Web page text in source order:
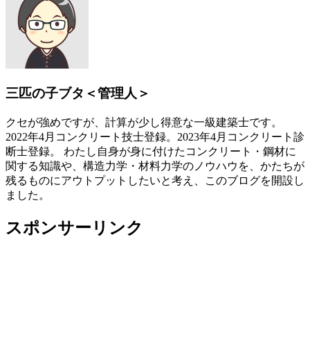
三匹の子ブタ＜管理人＞
クセが強めですが、計算が少し得意な一級建築士です。
2022年4月コンクリート技士登録。2023年4月コンクリート診
断士登録。 わたし自身が身に付けたコンクリート・鋼材に
関する知識や、構造力学・材料力学のノウハウを、かたちが
残るものにアウトプットしたいと考え、このブログを開設し
ました。
スポンサーリンク